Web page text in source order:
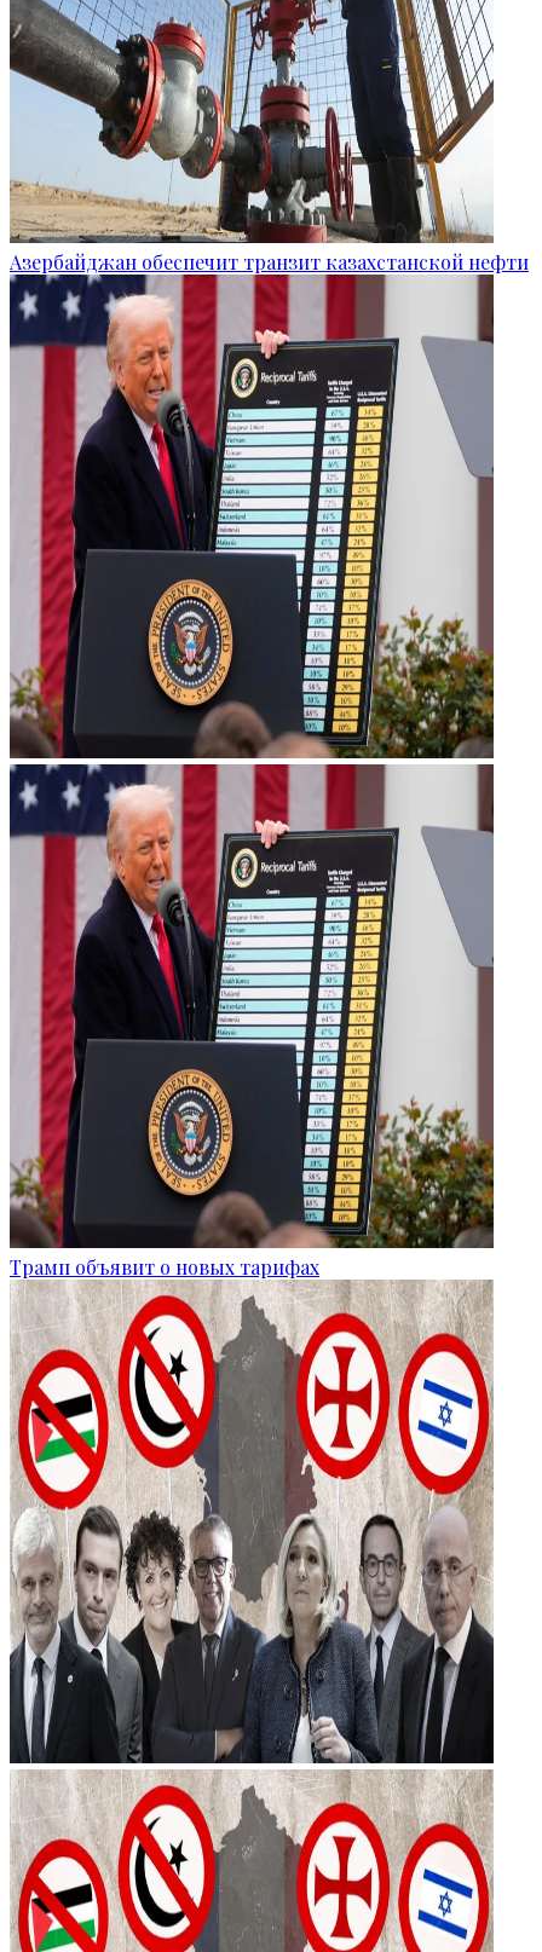
Азербайджан обеспечит транзит казахстанской нефти
Трамп объявит о новых тарифах